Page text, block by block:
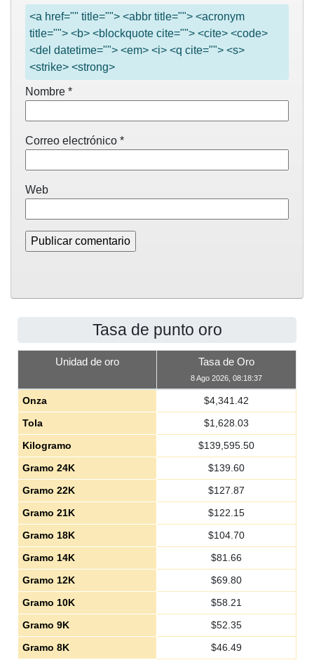
<a href="" title=""> <abbr title=""> <acronym
title=""> <b> <blockquote cite=""> <cite> <code>
<del datetime=""> <em> <i> <q cite=""> <s>
<strike> <strong>
Nombre *
Correo electrónico *
Web
Tasa de punto oro
Unidad de oro Tasa de Oro
8 Ago 2026, 08:18:37
Onza $4,341.42
Tola
$1,628.03
Kilogramo
$139,595.50
Gramo 24K
$139.60
Gramo 22K
$127.87
Gramo 21K
$122.15
Gramo 18K
$104.70
Gramo 14K
$81.66
Gramo 12K
$69.80
Gramo 10K
$58.21
Gramo 9K
$52.35
Gramo 8K
$46.49